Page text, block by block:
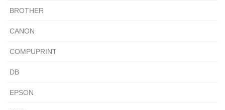
BROTHER
CANON
COMPUPRINT
DB
EPSON